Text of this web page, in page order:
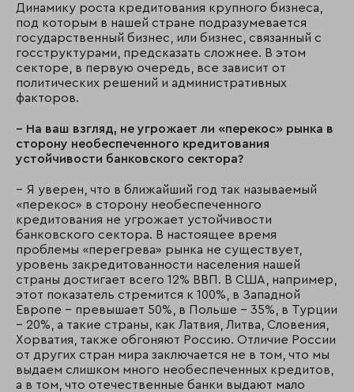
Динамику роста кредитования крупного бизнеса,
под которым в нашей стране подразумевается
государственный бизнес, или бизнес, связанный с
госструктурами, предсказать сложнее. В этом
секторе, в первую очередь, все зависит от
политических решений и административных
факторов.
– На ваш взгляд, не угрожает ли «перекос» рынка в
сторону необеспеченного кредитования
устойчивости банковского сектора?
– Я уверен, что в ближайший год так называемый
«перекос» в сторону необеспеченного
кредитования не угрожает устойчивости
банковского сектора. В настоящее время
проблемы «перегрева» рынка не существует,
уровень закредитованности населения нашей
страны достигает всего 12% ВВП. В США, например,
этот показатель стремится к 100%, в Западной
Европе – превышает 50%, в Польше – 35%, в Турции
– 20%, а такие страны, как Латвия, Литва, Словения,
Хорватия, также обгоняют Россию. Отличие России
от других стран мира заключается не в том, что мы
выдаем слишком много необеспеченных кредитов,
а в том, что отечественные банки выдают мало